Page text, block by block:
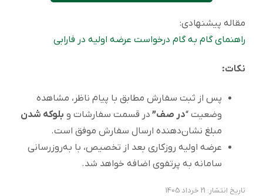
مقاله پیشنهادی:
راهنمای گام به گام درخواست عرضه اولیه در فارابی
نکات:
پس از ثبت سفارش مطابق با پیام ناظر، مشاهده
وضعیت “در صف” در قسمت سفارشات و بلوکه شدن
مبلغ نشان‌دهنده ارسال سفارش موفق است.
عرضه اولیه روزکاری بعد از تخصیص، با به‌روزرسانی
سامانه به پرتفوی اضافه خواهد شد.
تاریخ انتشار: 21 خرداد 1405